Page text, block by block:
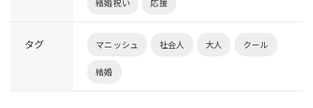
結婚祝い 応援
タグ マニッシュ 社会人 大人 クール
結婚